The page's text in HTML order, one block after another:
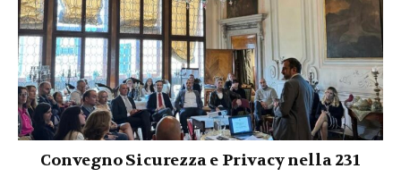
Convegno Sicurezza e Privacy nella 231